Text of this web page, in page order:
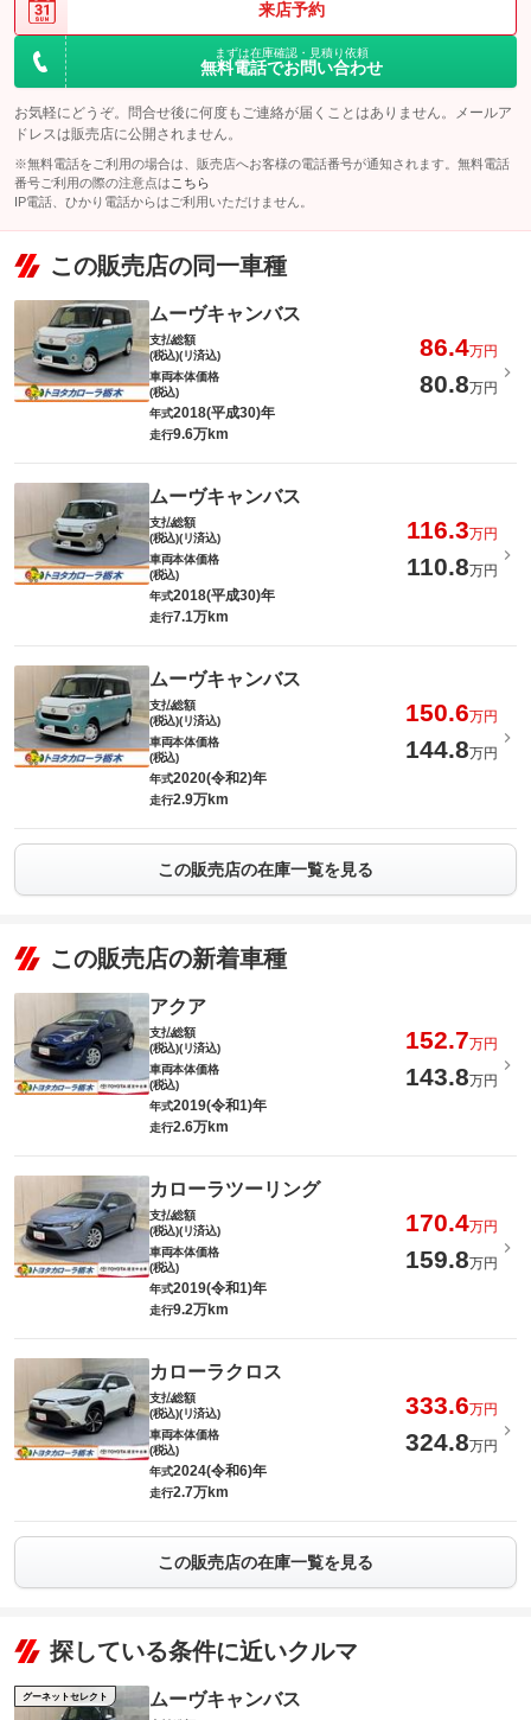
来店予約
まずは在庫確認・見積り依頼
無料電話でお問い合わせ
お気軽にどうぞ。問合せ後に何度もご連絡が届くことはありません。メールア
ドレスは販売店に公開されません。
※無料電話をご利用の場合は、販売店へお客様の電話番号が通知されます。無料電話
番号ご利用の際の注意点は こちら
IP電話、ひかり電話からはご利用いただけません。
この販売店の同一車種
ムーヴキャンバス
支払総額
(税込)(リ済込)
86.4万円
車両本体価格
(税込)
80.8万円
年式2018(平成30)年
走行9.6万km
ムーヴキャンバス
支払総額
(税込)(リ済込)
116.3万円
車両本体価格
(税込)
110.8万円
年式2018(平成30)年
走行7.1万km
ムーヴキャンバス
支払総額
(税込)(リ済込)
150.6万円
車両本体価格
(税込)
144.8万円
年式2020(令和2)年
走行2.9万km
この販売店の在庫一覧を見る
この販売店の新着車種
アクア
支払総額
(税込)(リ済込)
152.7万円
車両本体価格
(税込)
143.8万円
年式2019(令和1)年
走行2.6万km
カローラツーリング
支払総額
(税込)(リ済込)
170.4万円
車両本体価格
(税込)
159.8万円
年式2019(令和1)年
走行9.2万km
カローラクロス
支払総額
(税込)(リ済込)
333.6万円
車両本体価格
(税込)
324.8万円
年式2024(令和6)年
走行2.7万km
この販売店の在庫一覧を見る
探している条件に近いクルマ
グーネットセレクト ムーヴキャンバス